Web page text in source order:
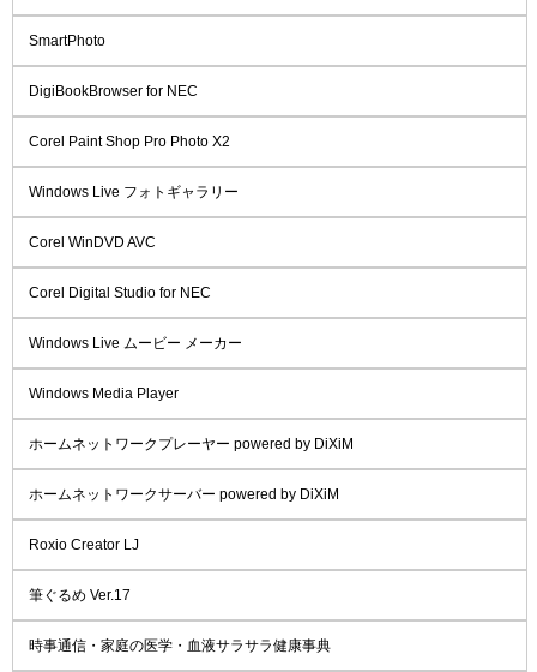
SmartPhoto
DigiBookBrowser for NEC
Corel Paint Shop Pro Photo X2
Windows Live フォトギャラリー
Corel WinDVD AVC
Corel Digital Studio for NEC
Windows Live ムービー メーカー
Windows Media Player
ホームネットワークプレーヤー powered by DiXiM
ホームネットワークサーバー powered by DiXiM
Roxio Creator LJ
筆ぐるめ Ver.17
時事通信・家庭の医学・血液サラサラ健康事典